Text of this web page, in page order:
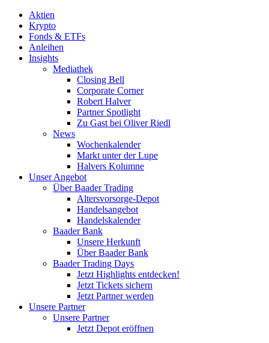
Aktien
Krypto
Fonds & ETFs
Anleihen
Insights
Mediathek
Closing Bell
Corporate Corner
Robert Halver
Partner Spotlight
Zu Gast bei Oliver Riedl
News
Wochenkalender
Markt unter der Lupe
Halvers Kolumne
Unser Angebot
Über Baader Trading
Altersvorsorge-Depot
Handelsangebot
Handelskalender
Baader Bank
Unsere Herkunft
Über Baader Bank
Baader Trading Days
Jetzt Highlights entdecken!
Jetzt Tickets sichern
Jetzt Partner werden
Unsere Partner
Unsere Partner
Jetzt Depot eröffnen